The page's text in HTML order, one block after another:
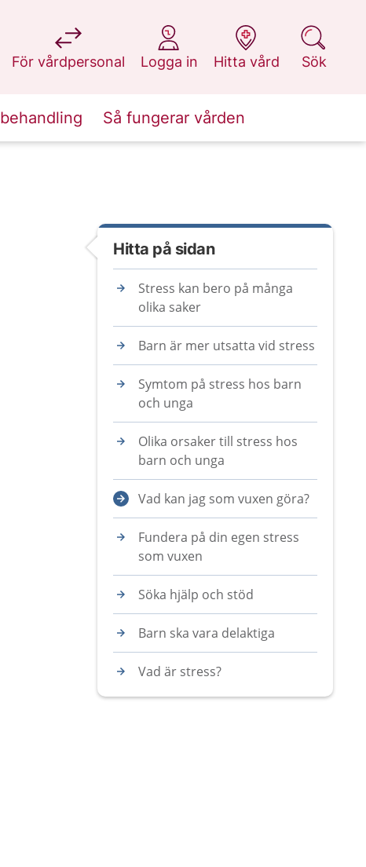
För vårdpersonal
på 1177.se
Logga in
på 1177.se
Hitta vård
på 1177.se
Sök
på 1177.se
Så fungerar vården
Hitta på sidan
Stress kan bero på många
olika saker
Barn är mer utsatta vid stress
Symtom på stress hos barn
och unga
Olika orsaker till stress hos
barn och unga
Vad kan jag som vuxen göra?
Fundera på din egen stress
som vuxen
Söka hjälp och stöd
Barn ska vara delaktiga
Vad är stress?